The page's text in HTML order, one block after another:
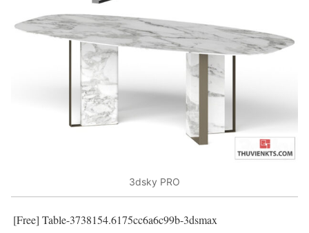
3dsky PRO
[Free] Table-3738154.6175cc6a6c99b-3dsmax